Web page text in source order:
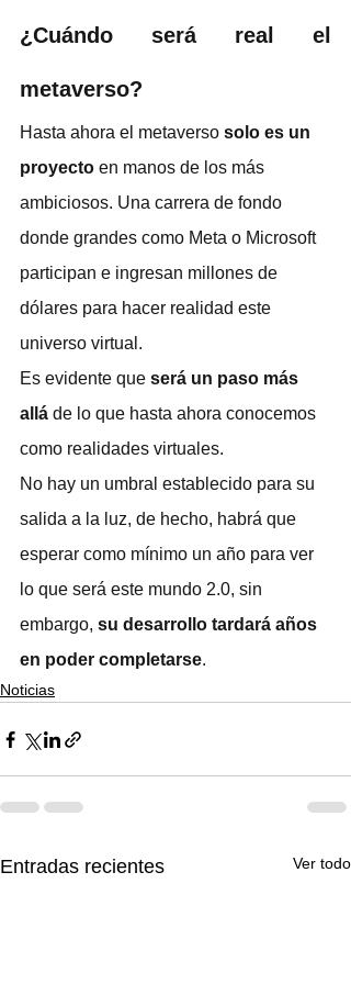
¿Cuándo será real el
metaverso?
Hasta ahora el metaverso solo es un
proyecto en manos de los más
ambiciosos. Una carrera de fondo
donde grandes como Meta o Microsoft
participan e ingresan millones de
dólares para hacer realidad este
universo virtual.
Es evidente que será un paso más
allá de lo que hasta ahora conocemos
como realidades virtuales.
No hay un umbral establecido para su
salida a la luz, de hecho, habrá que
esperar como mínimo un año para ver
lo que será este mundo 2.0, sin
embargo, su desarrollo tardará años
en poder completarse.
Noticias
Entradas recientes Ver todo